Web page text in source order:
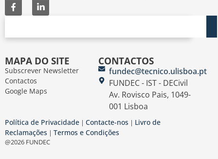
MAPA DO SITE
Subscrever Newsletter
Contactos
Google Maps
CONTACTOS
fundec@tecnico.ulisboa.pt
FUNDEC - IST - DECivil
Av. Rovisco Pais, 1049-
001 Lisboa
Política de Privacidade | Contacte-nos | Livro de
Reclamações | Termos e Condições
@2026 FUNDEC